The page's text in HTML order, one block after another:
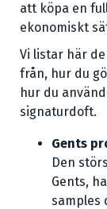
att köpa en
ekonomiskt
Vi listar här
från, hur du
hur du
signaturdoft.
Gents
Den
Gents,
samples